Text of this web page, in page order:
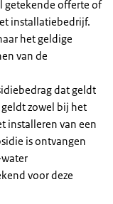
getekende offerte of
installatiebedrijf.
het geldige
van de
dat geldt
zowel bij het
installeren van een
is ontvangen
voor deze